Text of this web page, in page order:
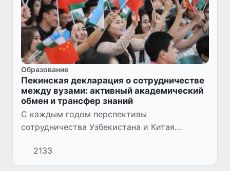
Образование
Пекинская декларация о сотрудничестве
между вузами: активный академический
обмен и трансфер знаний
С каждым годом перспективы
сотрудничества Узбекистана и Китая
расширяются с намерением вывести
отношения во всех областях на новый
уровень. Интересам Узбекистана также
2133